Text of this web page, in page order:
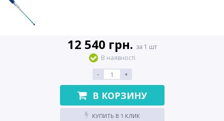
12 540 грн. за 1 шт
В наявності
-
+
В КОРЗИНУ
КУПИТЬ В 1 КЛИК